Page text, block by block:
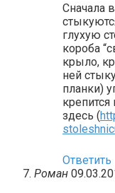
Сначала
глухую
короба
крыло,
ней
планки)
здесь (
Ответить
Роман